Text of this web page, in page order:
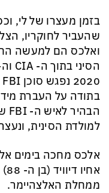
בזמן מעצרו של לי,
שהעביר לחוקריו,
ואלכס הם למעשה
הסיני בתוך ה-CIA
2020 נפגש סוכן
FBI
בתודה על העברת
הבהיר לאיש ה-FBI
למולדת הסינית,
אלכס מחכה בימים
ממחלת האלצהיימר.